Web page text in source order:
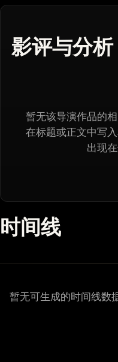
影评与分析
暂无该导演作品的
在标题或正文中写
出现在
时间线
暂无可生成的时间线数